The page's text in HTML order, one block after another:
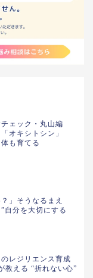
チェック・丸山編
オキシトシン」
も育てる
」そうなるまえ
自分を大切にする
のレジリエンス育成
教える “折れない心”